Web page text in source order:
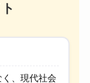
、現代社会